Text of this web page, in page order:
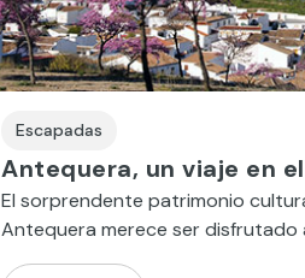
Escapadas
Antequera, un viaje en
El sorprendente patrimonio
Antequera merece ser disfrutado
durante un fin de semana.